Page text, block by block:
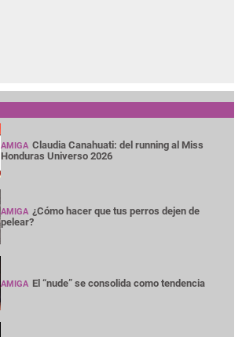
AMIGA Claudia Canahuati: del running al Miss
Honduras Universo 2026
AMIGA ¿Cómo hacer que tus perros dejen de
pelear?
AMIGA El “nude” se consolida como tendencia